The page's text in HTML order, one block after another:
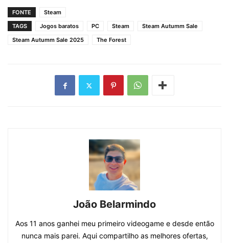
FONTE
Steam
TAGS
Jogos baratos PC Steam
Steam Autumm Sale
Steam Autumm Sale 2025
The Forest
João Belarmindo
Aos 11 anos ganhei meu primeiro videogame e desde então
nunca mais parei. Aqui compartilho as melhores ofertas,